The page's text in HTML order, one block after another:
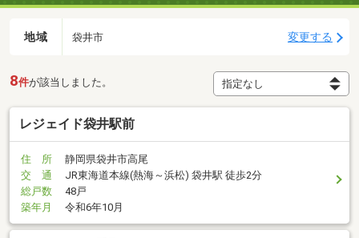
地域 袋井市 変更する
8件が該当しました。
レジェイド袋井駅前
住 所
静岡県袋井市高尾
交 通
JR東海道本線(熱海～浜松) 袋井駅 徒歩2分
総戸数
48戸
築年月
令和6年10月